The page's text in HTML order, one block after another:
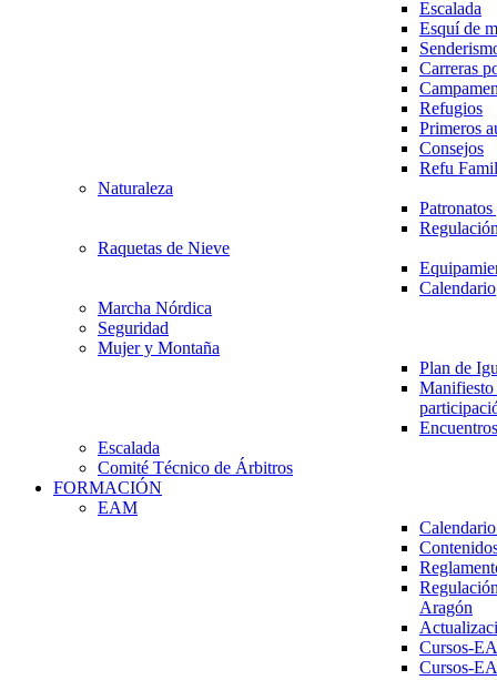
Escalada
Esquí de
Carreras
Refugios
Primeros
Consejos
Refu
Naturaleza
Raquetas de Nieve
Calendario
Marcha Nórdica
Seguridad
Mujer y Montaña
Plan de
Escalada
Comité Técnico de Árbitros
FORMACIÓN
EAM
Aragón
Cursos-
Cursos-